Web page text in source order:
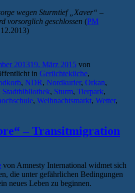
wegen Sturmtief „Xaver“ –
vorsorglich geschlossen (PM
201319. März 2015 von
in Gerüchteküche,
, NDR, Nordkurier, Orkan,
Stadtbibliothek, Sturm, Tierpark,
, Weihnachtsmarkt, Wetter,
– Transitmigration
von Amnesty International widmet sich
die unter gefährlichen Bedingungen
neues Leben zu beginnen.